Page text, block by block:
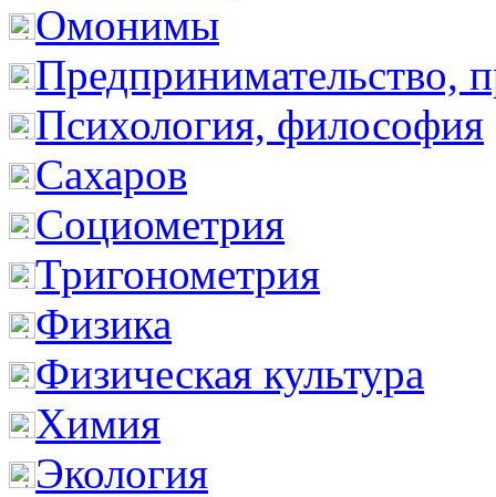
Омонимы
Предпринимательство,
Психология, философия
Сахаров
Социометрия
Тригонометрия
Физика
Физическая культура
Химия
Экология